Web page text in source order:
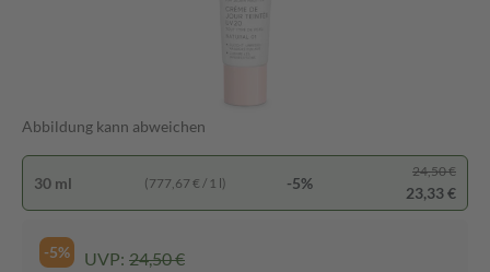
Abbildung kann abweichen
30 ml (777,67 € / 1 l) -5%
24,50 €
23,33 €
-5% UVP: 24,50 €